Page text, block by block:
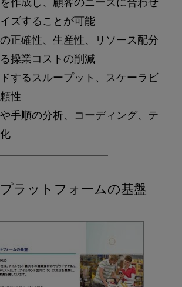
ズすることが可能
正確性、生産性、リソース配分
操業コストの削減
するスループット、スケーラビ
性
手順の分析、コーディング、テ
ラットフォームの基盤